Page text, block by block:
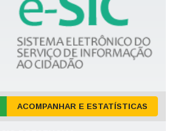
ACOMPANHAR E ESTATÍSTICAS